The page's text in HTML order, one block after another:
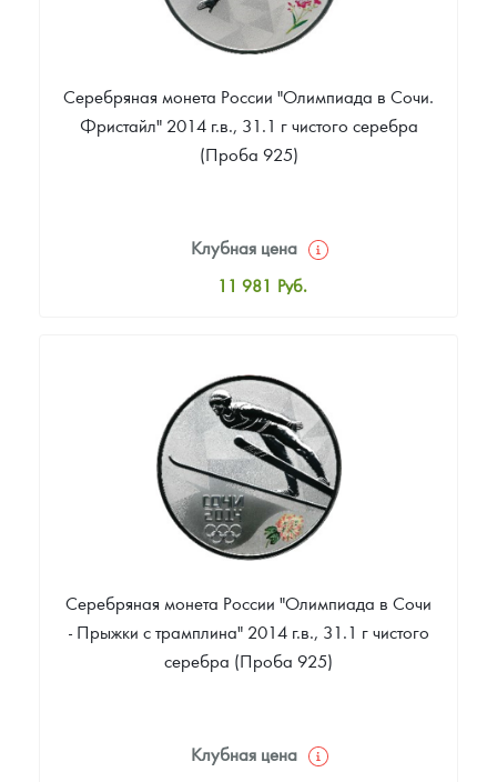
Серебряная монета России "Олимпиада в Сочи.
Фристайл" 2014 г.в., 31.1 г чистого серебра
(Проба 925)
Клубная цена
11 981 Руб.
Цена выкупа
Звоните
Серебряная монета России "Олимпиада в Сочи
- Прыжки с трамплина" 2014 г.в., 31.1 г чистого
серебра (Проба 925)
Клубная цена